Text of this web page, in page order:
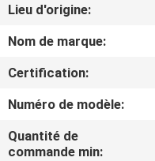
AU
SUJET
DE
VISITE
Lieu d'origine:
Nom de marque:
Certification:
Numéro de modèle:
Quantité de
commande min: